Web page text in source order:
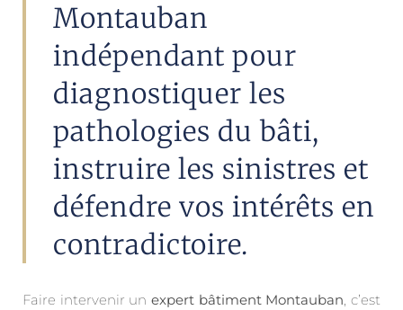
Montauban
indépendant pour
diagnostiquer les
pathologies du bâti,
instruire les sinistres et
défendre vos intérêts en
contradictoire.
Faire intervenir un expert bâtiment Montauban, c’est